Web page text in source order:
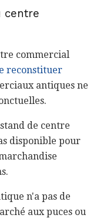
centre
commercial
reconstituer
antiques ne
de centre
disponible pour
n'a pas de
aux puces ou